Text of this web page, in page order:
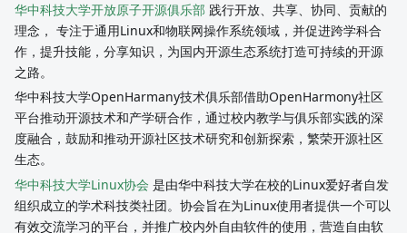
华中科技大学开放原子开源俱乐部 践行开放、共享、协同、贡献的
理念， 专注于通用Linux和物联网操作系统领域，并促进跨学科合
作，提升技能，分享知识，为国内开源生态系统打造可持续的开源
之路。
华中科技大学OpenHarmany技术俱乐部借助OpenHarmony社区
平台推动开源技术和产学研合作，通过校内教学与俱乐部实践的深
度融合，鼓励和推动开源社区技术研究和创新探索，繁荣开源社区
生态。
华中科技大学Linux协会 是由华中科技大学在校的Linux爱好者自发
组织成立的学术科技类社团。协会旨在为Linux使用者提供一个可以
有效交流学习的平台，并推广校内外自由软件的使用，营造自由软